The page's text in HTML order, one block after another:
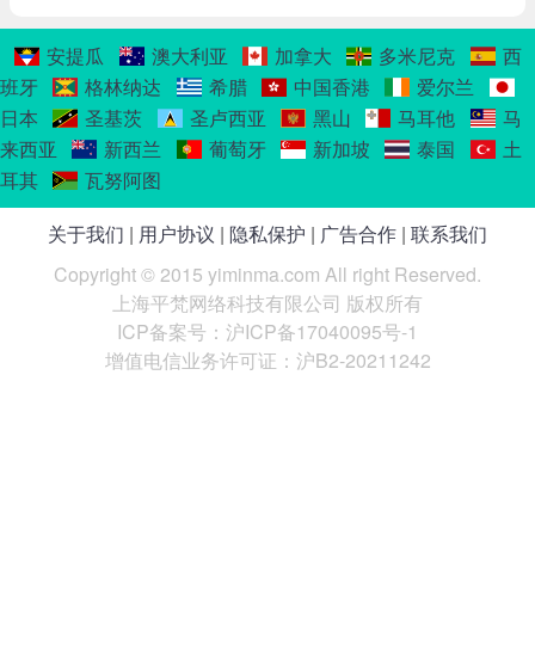
安提瓜 澳大利亚 加拿大 多米尼克
西
班牙
格林纳达 希腊 中国香港
爱尔兰
日本
圣基茨 圣卢西亚 黑山 马耳他
马
来西亚
新西兰 葡萄牙 新加坡 泰国
土
耳其
瓦努阿图
关于我们 | 用户协议 | 隐私保护 | 广告合作 | 联系我们
Copyright © 2015 yiminma.com All right Reserved.
上海平梵网络科技有限公司 版权所有
ICP备案号：沪ICP备17040095号-1
增值电信业务许可证：沪B2-20211242